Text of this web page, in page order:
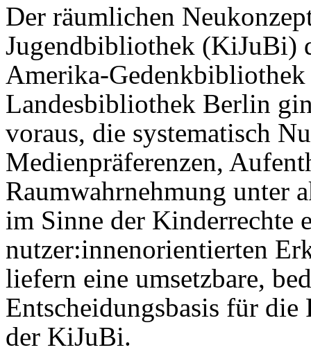
Der räumlichen
Jugendbibliothek (KiJuBi)
Amerika-
Landesbibliothek Berlin
voraus, die systematisch
Medienpräferenzen,
Raumwahrnehmung unter
im Sinne der Kinderrechte
nutzer:innenorientierten
liefern eine umsetzbare,
Entscheidungsbasis für
der KiJuBi.